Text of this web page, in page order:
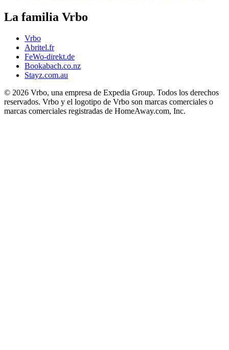
La familia Vrbo
Vrbo
Abritel.fr
FeWo-direkt.de
Bookabach.co.nz
Stayz.com.au
© 2026 Vrbo, una empresa de Expedia Group. Todos los derechos
reservados. Vrbo y el logotipo de Vrbo son marcas comerciales o
marcas comerciales registradas de HomeAway.com, Inc.